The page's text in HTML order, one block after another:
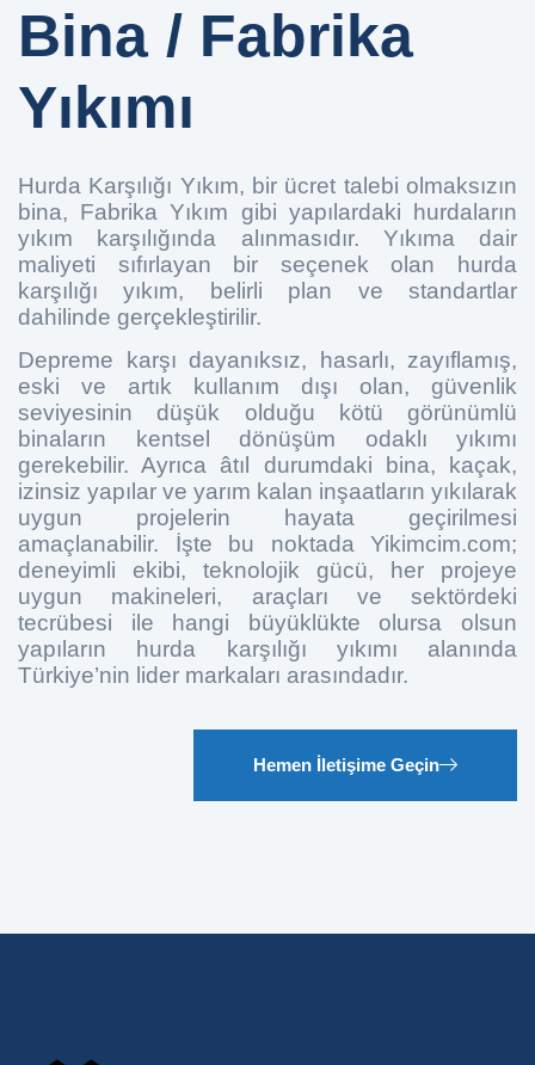
Bina / Fabrika
Yıkımı
Hurda Karşılığı Yıkım, bir ücret talebi olmaksızın
bina, Fabrika Yıkım gibi yapılardaki hurdaların
yıkım karşılığında alınmasıdır. Yıkıma dair
maliyeti sıfırlayan bir seçenek olan hurda
karşılığı yıkım, belirli plan ve standartlar
dahilinde gerçekleştirilir.
Depreme karşı dayanıksız, hasarlı, zayıflamış,
eski ve artık kullanım dışı olan, güvenlik
seviyesinin düşük olduğu kötü görünümlü
binaların kentsel dönüşüm odaklı yıkımı
gerekebilir. Ayrıca âtıl durumdaki bina, kaçak,
izinsiz yapılar ve yarım kalan inşaatların yıkılarak
uygun projelerin hayata geçirilmesi
amaçlanabilir. İşte bu noktada Yikimcim.com;
deneyimli ekibi, teknolojik gücü, her projeye
uygun makineleri, araçları ve sektördeki
tecrübesi ile hangi büyüklükte olursa olsun
yapıların hurda karşılığı yıkımı alanında
Türkiye’nin lider markaları arasındadır.
Hemen İletişime Geçin